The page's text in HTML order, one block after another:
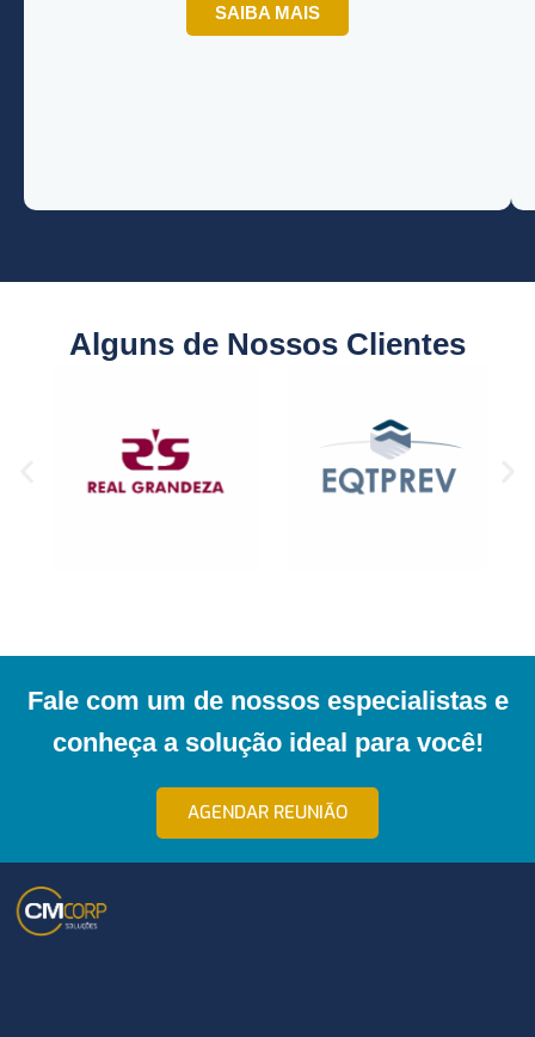
SAIBA MAIS
Alguns de Nossos Clientes
Fale com um de nossos especialistas e
conheça a solução ideal para você!
AGENDAR REUNIÃO